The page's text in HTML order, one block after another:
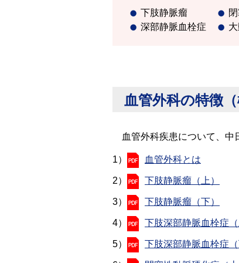
下肢静脈瘤
深部静脈血栓症
血管外科の特徴
血管外科疾患について、
1） 血管外科とは
2） 下肢静脈瘤（上）
3） 下肢静脈瘤（下）
4） 下肢深部静脈血栓症（
5） 下肢深部静脈血栓症（